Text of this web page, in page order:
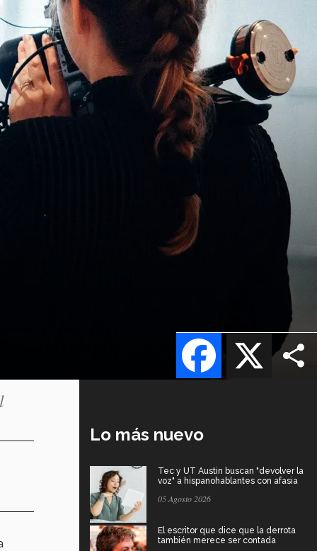
X
Facebook
Lo más nuevo
Tec y UT Austin buscan "devolver la
voz" a hispanohablantes con afasia
05 Agosto 2026
El escritor que dice que la derrota
también merece ser contada